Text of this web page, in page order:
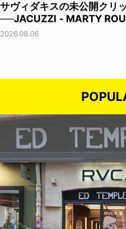
サヴィダキスの未公開クリ
──JACUZZI - MARTY
2026.08.06